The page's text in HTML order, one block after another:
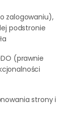
zalogowaniu),
podstronie
(prawnie
strony i